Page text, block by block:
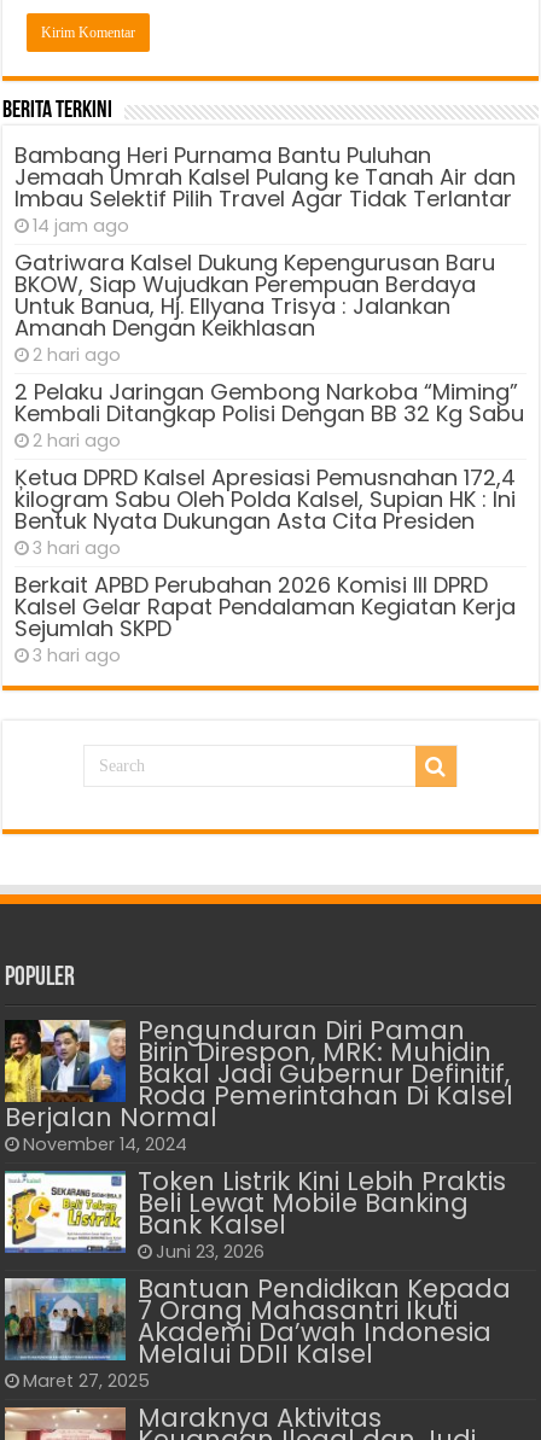
Berita Terkini
Bambang Heri Purnama Bantu Puluhan
Jemaah Umrah Kalsel Pulang ke Tanah Air dan
Imbau Selektif Pilih Travel Agar Tidak Terlantar
14 jam ago
Gatriwara Kalsel Dukung Kepengurusan Baru
BKOW, Siap Wujudkan Perempuan Berdaya
Untuk Banua, Hj. Ellyana Trisya : Jalankan
Amanah Dengan Keikhlasan
2 hari ago
2 Pelaku Jaringan Gembong Narkoba “Miming”
Kembali Ditangkap Polisi Dengan BB 32 Kg Sabu
2 hari ago
Ķetua DPRD Kalsel Apresiasi Pemusnahan 172,4
kilogram Sabu Oleh Polda Kalsel, Supian HK : Ini
Bentuk Nyata Dukungan Asta Cita Presiden
3 hari ago
Berkait APBD Perubahan 2026 Komisi III DPRD
Kalsel Gelar Rapat Pendalaman Kegiatan Kerja
Sejumlah SKPD
3 hari ago
Populer
Pengunduran Diri Paman
Birin Direspon, MRK: Muhidin
Bakal Jadi Gubernur Definitif,
Roda Pemerintahan Di Kalsel
Berjalan Normal
November 14, 2024
Token Listrik Kini Lebih Praktis
Beli Lewat Mobile Banking
Bank Kalsel
Juni 23, 2026
Bantuan Pendidikan Kepada
7 Orang Mahasantri Ikuti
Akademi Da’wah Indonesia
Melalui DDII Kalsel
Maret 27, 2025
Maraknya Aktivitas